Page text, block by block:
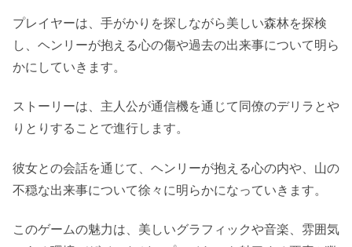
プレイヤーは、手がかりを探しながら美しい森林を探検
し、ヘンリーが抱える心の傷や過去の出来事について明ら
かにしていきます。
ストーリーは、主人公が通信機を通じて同僚のデリラとや
りとりすることで進行します。
彼女との会話を通じて、ヘンリーが抱える心の内や、山の
不穏な出来事について徐々に明らかになっていきます。
このゲームの魅力は、美しいグラフィックや音楽、雰囲気